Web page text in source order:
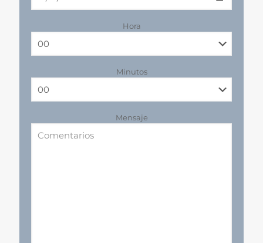
Hora
Minutos
Mensaje